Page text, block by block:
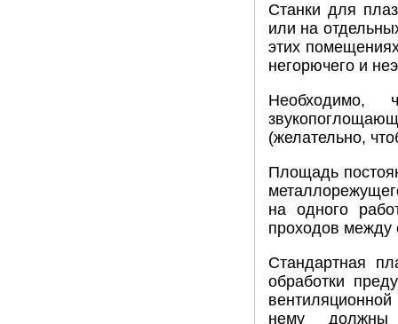
Станки для
или на
этих
негорючего и
Необходимо,
(желательно,
Площадь
на одного
проходов между
Стандартная
обработки
нему